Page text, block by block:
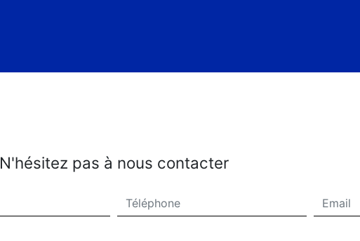
N'hésitez pas à nous contacter